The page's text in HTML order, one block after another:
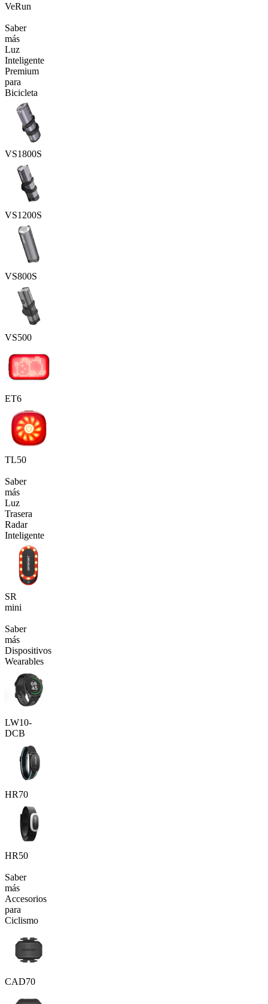
VeRun
Saber
más
Luz
Inteligente
Premium
para
Bicicleta
VS1800S
VS1200S
VS800S
VS500
ET6
TL50
Saber
más
Luz
Trasera
Radar
Inteligente
SR
mini
Saber
más
Dispositivos
Wearables
LW10-
DCB
HR70
HR50
Saber
más
Accesorios
para
Ciclismo
CAD70